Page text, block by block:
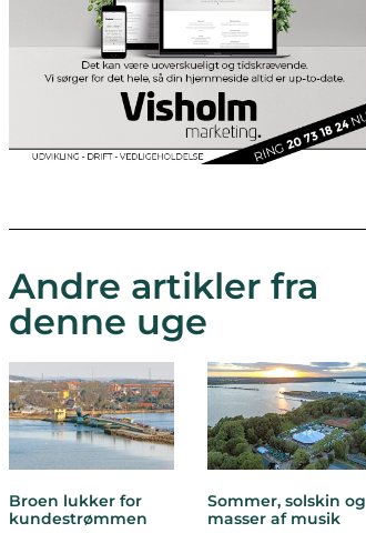
Andre artikler fra
denne uge
Broen lukker for
kundestrømmen
Sommer, solskin og
masser af musik